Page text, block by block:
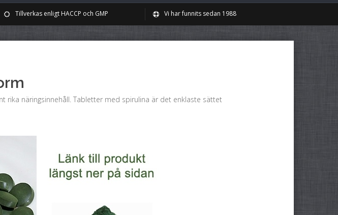
Tillverkas enligt HACCP och GMP Vi har funnits sedan 1988
rika näringsinnehåll. Tabletter med spirulina är det enklaste sättet